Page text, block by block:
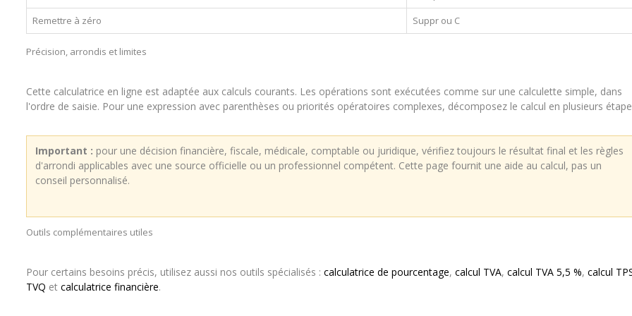
Remettre à zéro
Suppr ou C
Précision, arrondis et limites
Cette calculatrice en ligne est adaptée aux calculs courants. Les opérations sont exécutées comme sur une calculette simple, dans
l'ordre de saisie. Pour une expression avec parenthèses ou priorités opératoires complexes, décomposez le calcul en plusieurs
Important : pour une décision financière, fiscale, médicale, comptable ou juridique, vérifiez toujours le résultat final et les règles
d'arrondi applicables avec une source officielle ou un professionnel compétent. Cette page fournit une aide au calcul, pas un
conseil personnalisé.
Outils complémentaires utiles
Pour certains besoins précis, utilisez aussi nos outils spécialisés : calculatrice de pourcentage, calcul TVA, calcul TVA 5,5 %, calcul
TVQ et calculatrice financière.